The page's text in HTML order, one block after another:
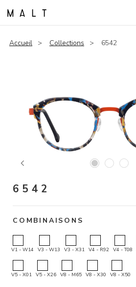
Accueil Collections 6542
Previous
6542
COMBINAISONS
V1 - W14 V3 - W13 V3 - X31 V4 - R92 V4 - T08
V5 - X01 V5 - X26 V8 - M65 V8 - X30 V8 - X50